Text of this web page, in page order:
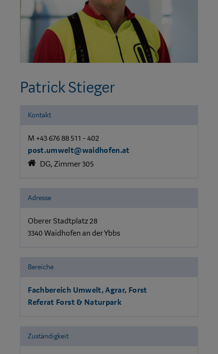
Patrick Stieger
Kontakt
M +43 676 88 511 - 402
post.umwelt@waidhofen.at
DG, Zimmer 305
Adresse
Oberer Stadtplatz 28
3340 Waidhofen an der Ybbs
Bereiche
Fachbereich Umwelt, Agrar, Forst
Referat Forst & Naturpark
Zuständigkeit